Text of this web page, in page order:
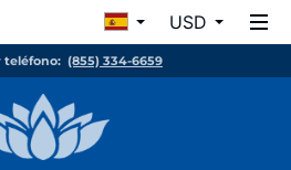
USD
teléfono: (855) 334-6659